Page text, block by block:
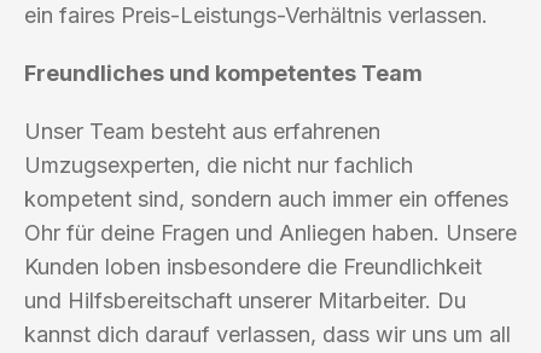
ein faires Preis-Leistungs-Verhältnis verlassen.
Freundliches und kompetentes Team
Unser Team besteht aus erfahrenen
Umzugsexperten, die nicht nur fachlich
kompetent sind, sondern auch immer ein offenes
Ohr für deine Fragen und Anliegen haben. Unsere
Kunden loben insbesondere die Freundlichkeit
und Hilfsbereitschaft unserer Mitarbeiter. Du
kannst dich darauf verlassen, dass wir uns um all